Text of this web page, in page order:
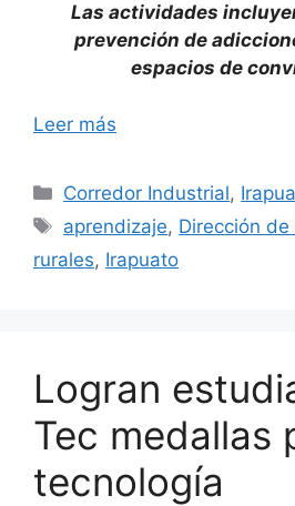
Las actividades
prevención de
espacios de
Leer más
Categorías
Corredor Industrial,
Etiquetas
aprendizaje, Dirección de
rurales, Irapuato
Logran
Tec medallas
tecnología